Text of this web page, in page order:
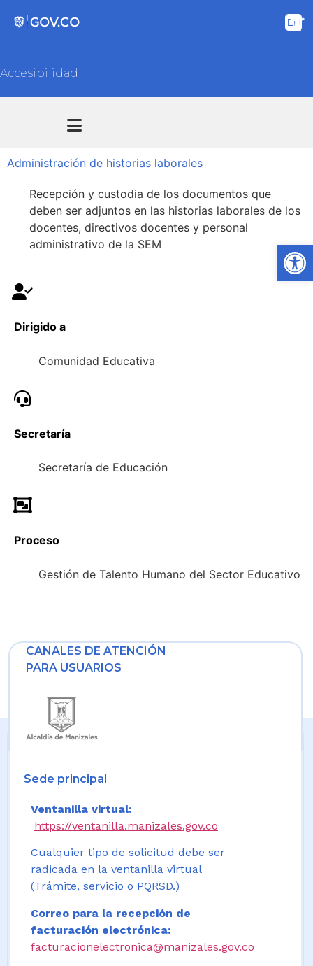
Accesibilidad
Administración de historias laborales
Recepción y custodia de los documentos que
deben ser adjuntos en las historias laborales de los
docentes, directivos docentes y personal
administrativo de la SEM
Dirigido a
Comunidad Educativa
Secretaría
Secretaría de Educación
Proceso
Gestión de Talento Humano del Sector Educativo
CANALES DE ATENCIÓN
PARA USUARIOS
Sede principal
Ventanilla virtual:
https://ventanilla.manizales.gov.co
Cualquier tipo de solicitud debe ser
radicada en la ventanilla virtual
(Trámite, servicio o PQRSD.)
Correo para la recepción de
facturación electrónica:
facturacionelectronica@manizales.gov.co